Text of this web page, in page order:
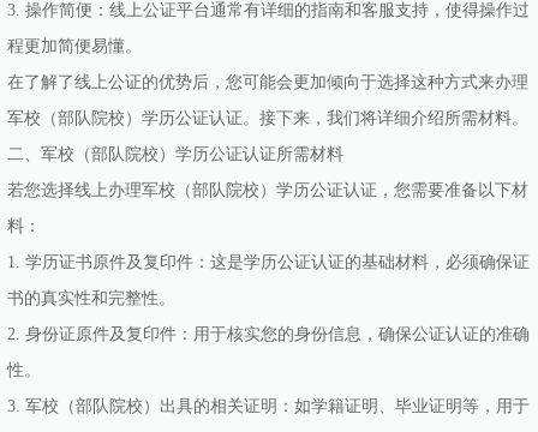
3. 操作简便：线上公证平台通常有详细的指南和客服支持，使得操作过
程更加简便易懂。
在了解了线上公证的优势后，您可能会更加倾向于选择这种方式来办理
军校（部队院校）学历公证认证。接下来，我们将详细介绍所需材料。
二、军校（部队院校）学历公证认证所需材料
若您选择线上办理军校（部队院校）学历公证认证，您需要准备以下材
料：
1. 学历证书原件及复印件：这是学历公证认证的基础材料，必须确保证
书的真实性和完整性。
2. 身份证原件及复印件：用于核实您的身份信息，确保公证认证的准确
性。
3. 军校（部队院校）出具的相关证明：如学籍证明、毕业证明等，用于